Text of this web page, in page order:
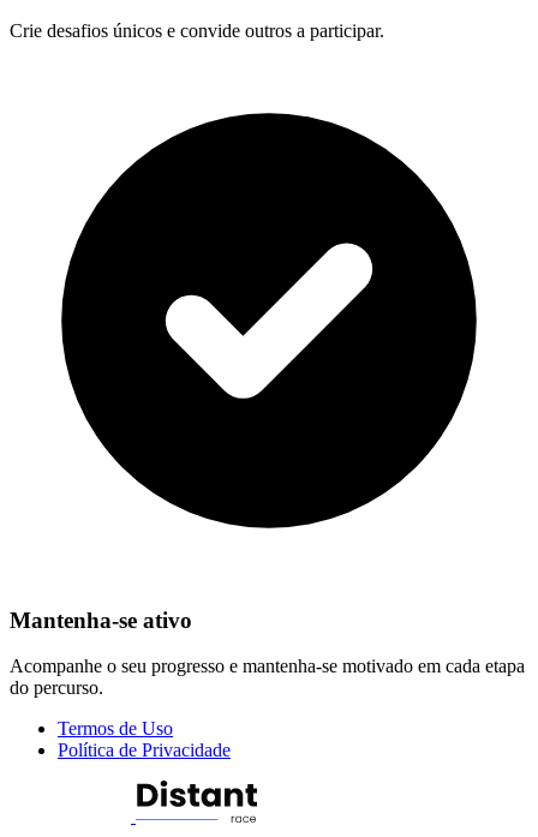
Crie desafios únicos e convide outros a participar.
Mantenha-se ativo
Acompanhe o seu progresso e mantenha-se motivado em cada etapa
do percurso.
Termos de Uso
Política de Privacidade